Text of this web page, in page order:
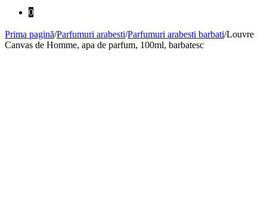
0
Prima pagină/Parfumuri arabesti/Parfumuri arabesti barbati/Louvre
Canvas de Homme, apa de parfum, 100ml, barbatesc